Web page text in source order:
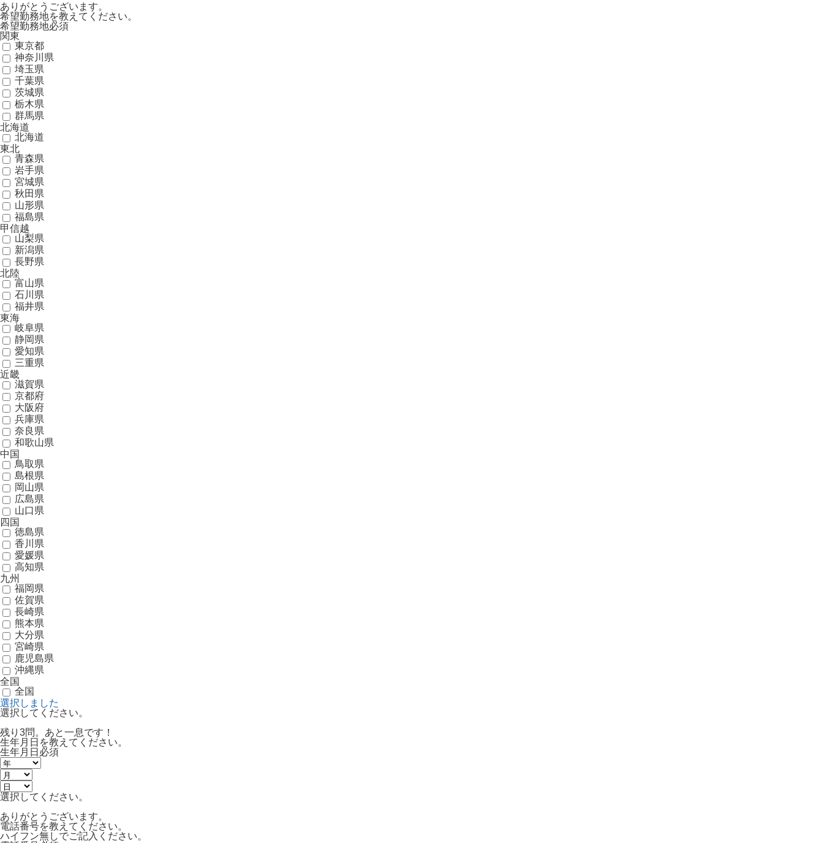
ありがとうございます。
希望勤務地を教えてください。
希望勤務地必須
関東
東京都
神奈川県
埼玉県
千葉県
茨城県
栃木県
群馬県
北海道
北海道
東北
青森県
岩手県
宮城県
秋田県
山形県
福島県
甲信越
山梨県
新潟県
長野県
北陸
富山県
石川県
福井県
東海
岐阜県
静岡県
愛知県
三重県
近畿
滋賀県
京都府
大阪府
兵庫県
奈良県
和歌山県
中国
鳥取県
島根県
岡山県
広島県
山口県
四国
徳島県
香川県
愛媛県
高知県
九州
福岡県
佐賀県
長崎県
熊本県
大分県
宮崎県
鹿児島県
沖縄県
全国
全国
選択しました
選択してください。
残り3問。あと一息です！
生年月日を教えてください。
生年月日 必須
選択してください。
ありがとうございます。
電話番号を教えてください。
ハイフン無しでご記入ください。